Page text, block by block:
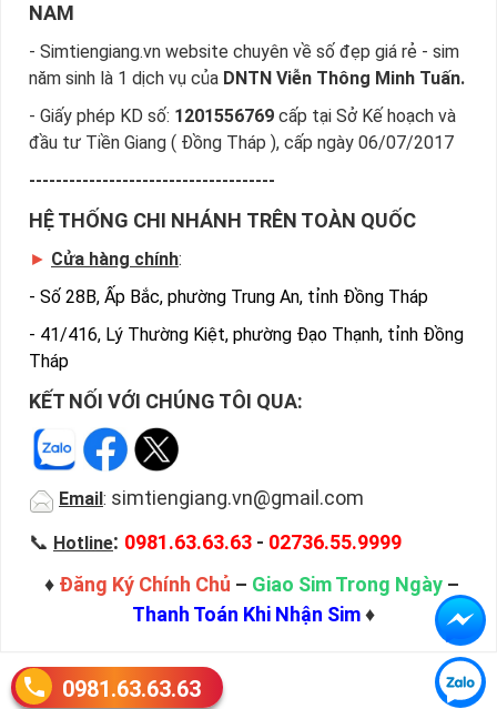
NAM
- Simtiengiang.vn website chuyên về số đẹp giá rẻ - sim
năm sinh là 1 dịch vụ của DNTN Viễn Thông Minh Tuấn.
- Giấy phép KD số: 1201556769 cấp tại Sở Kế hoạch và
đầu tư Tiền Giang ( Đồng Tháp ), cấp ngày 06/07/2017
-------------------------------------
HỆ THỐNG CHI NHÁNH TRÊN TOÀN QUỐC
► Cửa hàng chính:
- Số 28B, Ấp Bắc, phường Trung An, tỉnh Đồng Tháp
- 41/416, Lý Thường Kiệt, phường Đạo Thạnh, tỉnh Đồng
Tháp
KẾT NỐI VỚI CHÚNG TÔI QUA:
Email : simtiengiang.vn@gmail.com
📞 Hotline: 0981.63.63.63 - 02736.55.9999
♦ Đăng Ký Chính Chủ – Giao Sim Trong Ngày –
Thanh Toán Khi Nhận Sim♦
0981.63.63.63